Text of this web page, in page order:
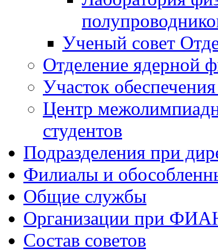
Ученый совет
Отделение ядерной
Участок
Центр
студентов
Подразделения при
Филиалы и
Общие службы
Организации при
Состав советов